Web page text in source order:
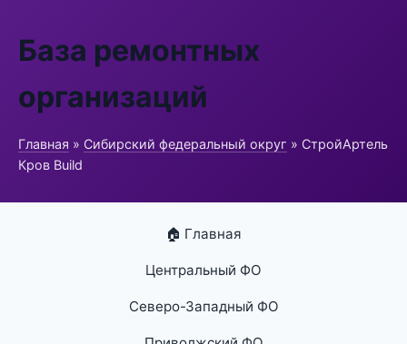
База ремонтных
организаций
Главная » Сибирский федеральный округ » СтройАртель
Кров Build
🏠 Главная
Центральный ФО
Северо-Западный ФО